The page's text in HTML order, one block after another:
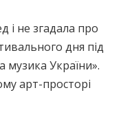
і не згадала про
дня під
України».
арт-просторі